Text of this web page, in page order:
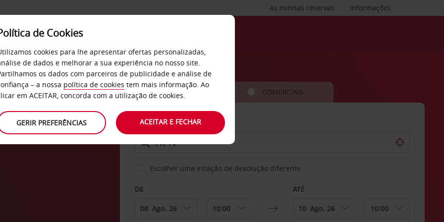
Informações
As minhas reservas
SERVIÇOS EMPRESAS
CARRO COMERCIAIS
LEVANTAR EM
Escolher uma estação de devolução diferente
DE ATÉ
de Cookies
cookies para lhe apresentar ofertas personalizadas,
de dados e melhorar a sua experiência no nosso site.
os dados com parceiros de publicidade e análise de
– a nossa política de cookies tem mais informação. Ao
em ACEITAR, concorda com a utilização de cookies.
GERIR PREFERÊNCIAS ACEITAR E FECHAR